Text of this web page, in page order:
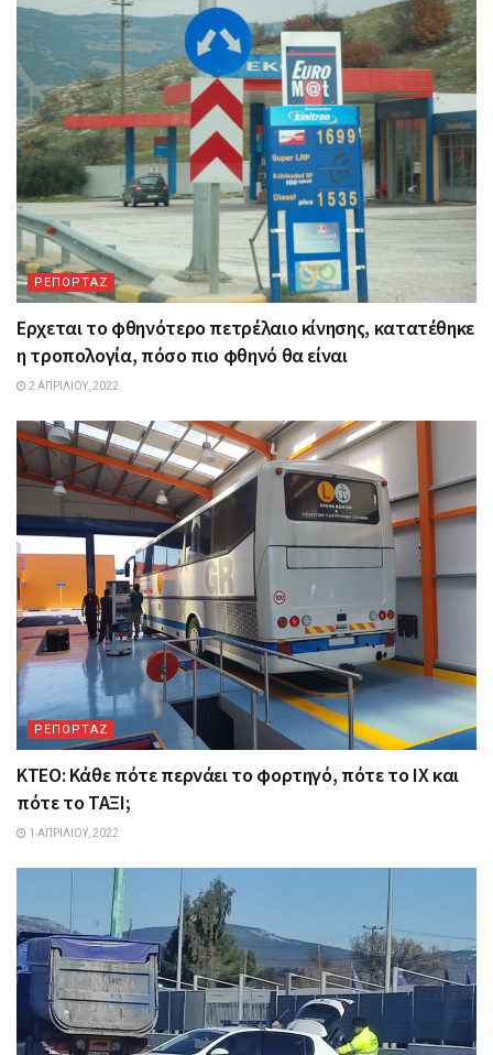
ΡΕΠΟΡΤΑΖ
Ερχεται το φθηνότερο πετρέλαιο κίνησης, κατατέθηκε
η τροπολογία, πόσο πιο φθηνό θα είναι
2 ΑΠΡΙΛΊΟΥ, 2022
ΡΕΠΟΡΤΑΖ
ΚΤΕΟ: Κάθε πότε περνάει το φορτηγό, πότε το ΙΧ και
πότε το ΤΑΞΙ;
1 ΑΠΡΙΛΊΟΥ, 2022